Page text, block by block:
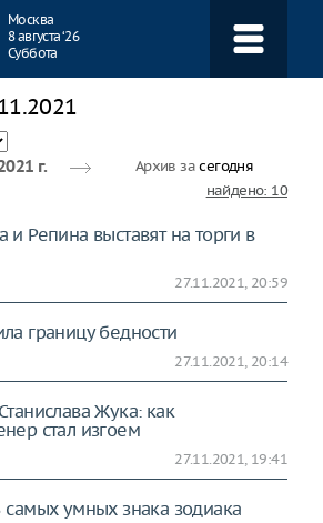
Москва
8 августа ‘26
Суббота
г. Архив засегодня
найдено: 10
и Репина выставят на торги в
27.11.2021, 20:59
границу бедности
27.11.2021, 20:14
Жука: как
стал изгоем
27.11.2021, 19:41
умных знака зодиака